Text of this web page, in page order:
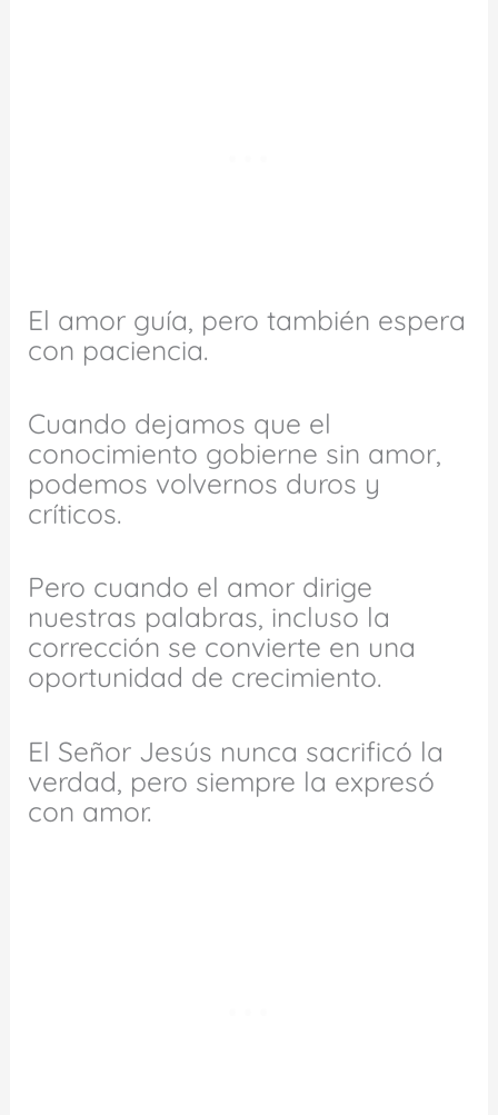
El amor guía, pero también espera
con paciencia.
Cuando dejamos que el
conocimiento gobierne sin amor,
podemos volvernos duros y
críticos.
Pero cuando el amor dirige
nuestras palabras, incluso la
corrección se convierte en una
oportunidad de crecimiento.
El Señor Jesús nunca sacrificó la
verdad, pero siempre la expresó
con amor.